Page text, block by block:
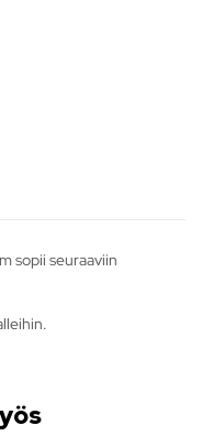
sopii seuraaviin